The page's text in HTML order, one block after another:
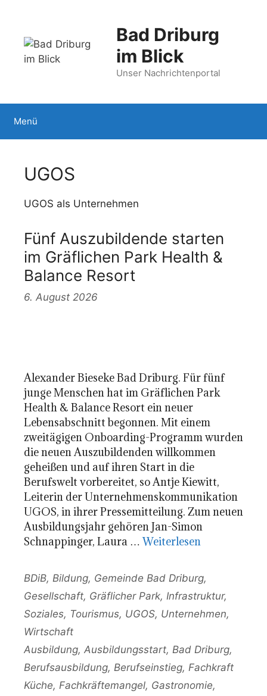
springen
Bad Driburg
im Blick
Unser Nachrichtenportal
Menü
UGOS
UGOS als Unternehmen
Fünf Auszubildende starten
im Gräflichen Park Health &
Balance Resort
6. August 2026
Alexander Bieseke Bad Driburg. Für fünf
junge Menschen hat im Gräflichen Park
Health & Balance Resort ein neuer
Lebensabschnitt begonnen. Mit einem
zweitägigen Onboarding-Programm wurden
die neuen Auszubildenden willkommen
geheißen und auf ihren Start in die
Berufswelt vorbereitet, so Antje Kiewitt,
Leiterin der Unternehmenskommunikation
UGOS, in ihrer Pressemitteilung. Zum neuen
Ausbildungsjahr gehören Jan-Simon
Schnappinger, Laura …Weiterlesen
Kategorien
BDiB, Bildung, Gemeinde Bad Driburg,
Gesellschaft, Gräflicher Park, Infrastruktur,
Soziales, Tourismus, UGOS, Unternehmen,
Wirtschaft
Schlagwörter
Ausbildung, Ausbildungsstart, Bad Driburg,
Berufsausbildung, Berufseinstieg, Fachkraft
Küche, Fachkräftemangel, Gastronomie,